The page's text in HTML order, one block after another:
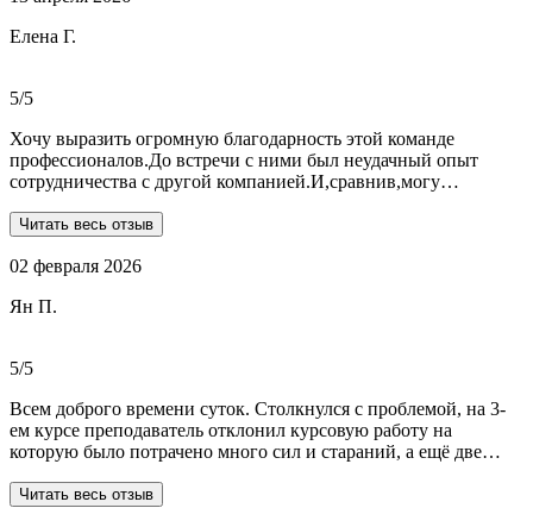
реагируют и отвечают на все вопросы. Теперь буду
Елена Г.
5/5
Хочу выразить огромную благодарность этой команде
профессионалов.До встречи с ними был неудачный опыт
сотрудничества с другой компанией.И,сравнив,могу
профессионалов.Условия,сроки были сразу оговорены и четко
уровне.А если возникали вопросы или проблемы,то помощь
помощь студентам,то только-сюда.Огромное спасибо!!!
Читать весь отзыв
02 февраля 2026
Ян П.
5/5
Всем доброго времени суток. Столкнулся с проблемой, на 3-
ем курсе преподаватель отклонил курсовую работу на
которую было потрачено много сил и стараний, а ещё две
обратился в Dist-help. Первый раз, были опасения и по срокам,
Читать весь отзыв